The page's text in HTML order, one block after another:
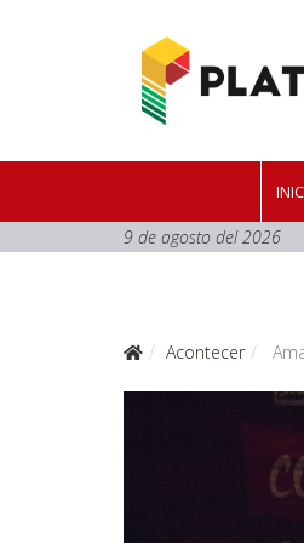
9 de agosto del 2026
Acontecer